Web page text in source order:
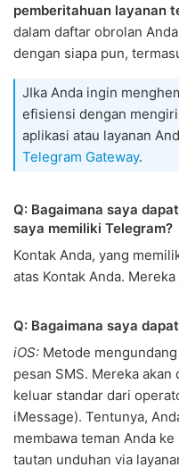
pemberitahuan layanan
dalam daftar obrolan
dengan siapa pun,
JIka Anda ingin
efisiensi dengan
aplikasi atau layanan
Telegram Gateway.
Q: Bagaimana saya
saya memiliki Telegram?
Kontak Anda, yang
atas Kontak Anda.
Q: Bagaimana saya
iOS: Metode
pesan SMS. Mereka
keluar standar dari
iMessage). Tentunya,
membawa teman Anda
tautan unduhan via